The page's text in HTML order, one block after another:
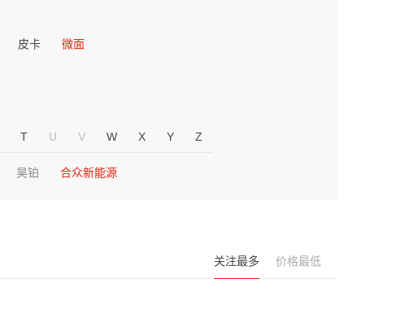
皮卡 微面
T U V W X Y Z
昊铂 合众新能源
关注最多 价格最低